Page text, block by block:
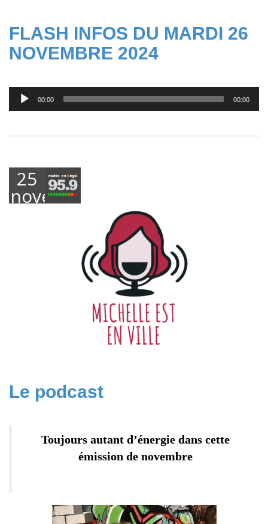
FLASH INFOS DU MARDI 26
NOVEMBRE 2024
Lecteur
audio
00:00 00:00
25
novembre
Le podcast
Toujours autant d’énergie dans cette
émission de novembre